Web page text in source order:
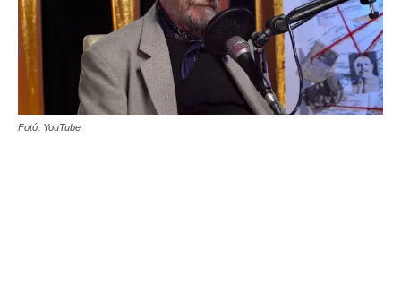
Fotó: YouTube